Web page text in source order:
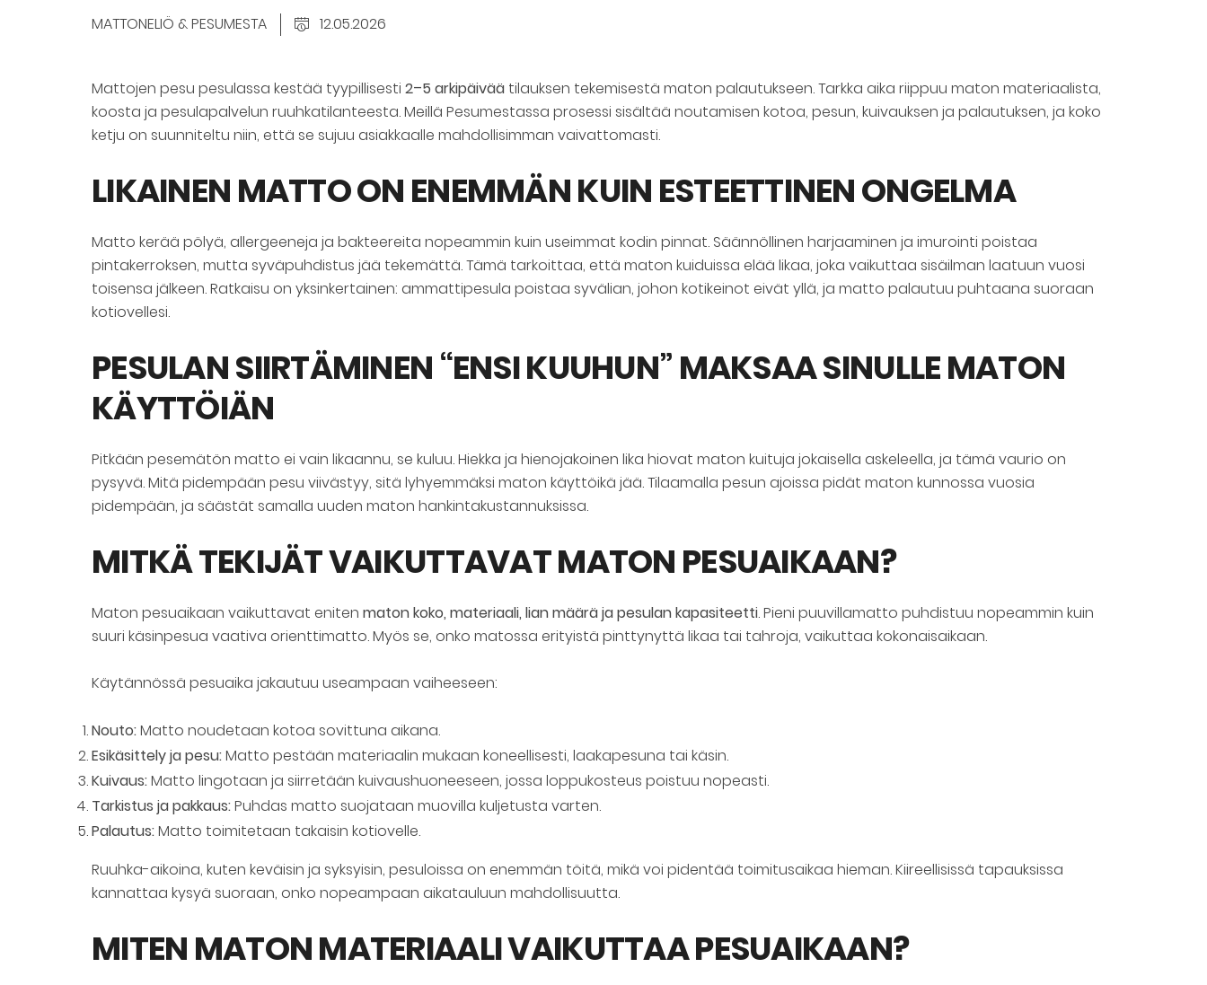
MATTONELIÖ & PESUMESTA 12.05.2026
Mattojen pesu pesulassa kestää tyypillisesti 2–5 arkipäivää tilauksen tekemisestä maton palautukseen. Tarkka aika riippuu maton materiaalista,
koosta ja pesulapalvelun ruuhkatilanteesta. Meillä Pesumestassa prosessi sisältää noutamisen kotoa, pesun, kuivauksen ja palautuksen, ja koko
ketju on suunniteltu niin, että se sujuu asiakkaalle mahdollisimman vaivattomasti.
LIKAINEN MATTO ON ENEMMÄN KUIN ESTEETTINEN ONGELMA
Matto kerää pölyä, allergeeneja ja bakteereita nopeammin kuin useimmat kodin pinnat. Säännöllinen harjaaminen ja imurointi poistaa
pintakerroksen, mutta syväpuhdistus jää tekemättä. Tämä tarkoittaa, että maton kuiduissa elää likaa, joka vaikuttaa sisäilman laatuun vuosi
toisensa jälkeen. Ratkaisu on yksinkertainen: ammattipesula poistaa syvälian, johon kotikeinot eivät yllä, ja matto palautuu puhtaana suoraan
kotiovellesi.
PESULAN SIIRTÄMINEN “ENSI KUUHUN” MAKSAA SINULLE MATON
KÄYTTÖIÄN
Pitkään pesemätön matto ei vain likaannu, se kuluu. Hiekka ja hienojakoinen lika hiovat maton kuituja jokaisella askeleella, ja tämä vaurio on
pysyvä. Mitä pidempään pesu viivästyy, sitä lyhyemmäksi maton käyttöikä jää. Tilaamalla pesun ajoissa pidät maton kunnossa vuosia
pidempään, ja säästät samalla uuden maton hankintakustannuksissa.
MITKÄ TEKIJÄT VAIKUTTAVAT MATON PESUAIKAAN?
Maton pesuaikaan vaikuttavat eniten maton koko, materiaali, lian määrä ja pesulan kapasiteetti. Pieni puuvillamatto puhdistuu nopeammin kuin
suuri käsinpesua vaativa orienttimatto. Myös se, onko matossa erityistä pinttynyttä likaa tai tahroja, vaikuttaa kokonaisaikaan.
Käytännössä pesuaika jakautuu useampaan vaiheeseen:
Nouto:Matto noudetaan kotoa sovittuna aikana.
Esikäsittely ja pesu:Matto pestään materiaalin mukaan koneellisesti, laakapesuna tai käsin.
Kuivaus:Matto lingotaan ja siirretään kuivaushuoneeseen, jossa loppukosteus poistuu nopeasti.
Tarkistus ja pakkaus:Puhdas matto suojataan muovilla kuljetusta varten.
Palautus:Matto toimitetaan takaisin kotiovelle.
Ruuhka-aikoina, kuten keväisin ja syksyisin, pesuloissa on enemmän töitä, mikä voi pidentää toimitusaikaa hieman. Kiireellisissä tapauksissa
kannattaa kysyä suoraan, onko nopeampaan aikatauluun mahdollisuutta.
MITEN MATON MATERIAALI VAIKUTTAA PESUAIKAAN?